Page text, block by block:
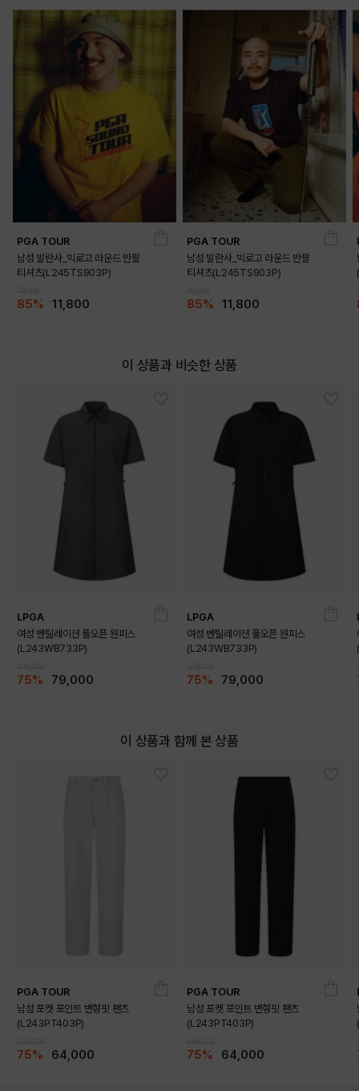
DETAILS
PGA TOUR
남성 발란사_빅로고 라운드 반팔
티셔츠(L245TS903P)
85% 11,800
PGA TOUR
남성 발란사_빅로고 라운드 반팔
티셔츠(L245TS903P)
85% 11,800
이 상품과 비슷한 상품
LPGA
여성 벤틸레이션 풀오픈 원피스
(L243WB733P)
75% 79,000
LPGA
여성 벤틸레이션 풀오픈 원피스
(L243WB733P)
75% 79,000
이 상품과 함께 본 상품
PGA TOUR
남성 포켓 포인트 변형핏 팬츠
(L243PT403P)
75% 64,000
PGA TOUR
남성 포켓 포인트 변형핏 팬츠
(L243PT403P)
75% 64,000